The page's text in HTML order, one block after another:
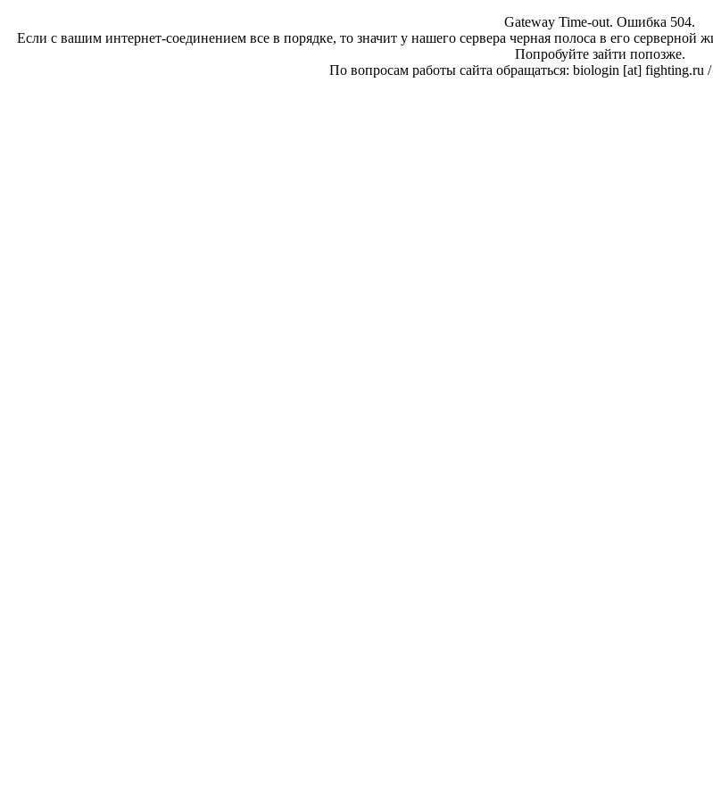
Gateway Time-out. Ошибка 504.
Если с вашим интернет-соединением все в порядке, то значит у нашего сервера черная полоса в его
Попробуйте зайти попозже.
По вопросам работы сайта обращаться: biologin [at] fighting.ru